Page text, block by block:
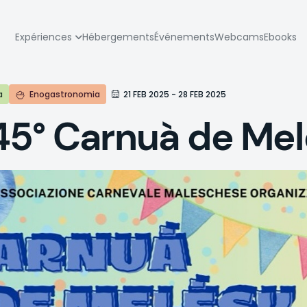
Expériences HébergementsÉvénementsWebcamsEbooks
Enogastronomia 21 FEB 2025 - 28 FEB 2025
Carnuà de